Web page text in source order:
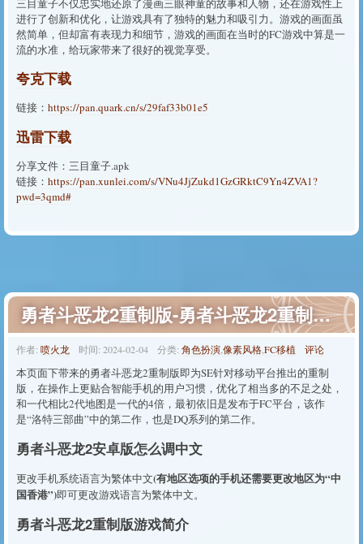
进行了创新和优化，让游戏具有了独特的魅力和吸引力。游戏的画面虽
然简单，但却富有表现力和细节，游戏的画面在当时的FC游戏中算是一
流的水准，给玩家带来了很好的视觉享受。
夸克下载
链接： https://pan.quark.cn/s/29faf33b01e5
迅雷下载
分享文件：三目童子.apk
链接： https://pan.xunlei.com/s/VNu4JjZukd1GzGRktC9Yn4ZVA1?
pwd=3qmd#
勇者斗恶龙2重制版-勇者斗恶龙2重制版金手指下载
作者: 喷火龙 时间: 2024-02-04 分类: 角色扮演像素风格FC移植 评论
​本页面下带来的勇者斗恶龙2重制版即为SE针对移动平台推出的重制
版，在操作上更贴合智能手机的用户习惯，优化了相当多的不足之处，
和一代相比2代地图是一代的4倍，最初依旧是发布于FC平台，该作
是“洛特三部曲”中的第二作，也是DQ系列的第二作。
勇者斗恶龙2安卓版怎么调中文
更改手机系统语言为繁体中文(有地区选项的手机还需要更改地区为“中
国香港”)即可更改游戏语言为繁体中文。
勇者斗恶龙2重制版游戏简介